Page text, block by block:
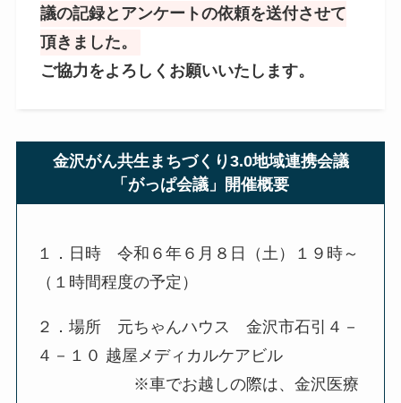
議の記録とアンケートの依頼を送付させて
頂きました。
ご協力をよろしくお願いいたします。
金沢がん共生まちづくり3.0地域連携会議
「がっぱ会議」開催概要
１．日時 令和６年６月８日（土）１９時～
（１時間程度の予定）
２．場所 元ちゃんハウス 金沢市石引４－
４－１０ 越屋メディカルケアビル
※車でお越しの際は、金沢医療